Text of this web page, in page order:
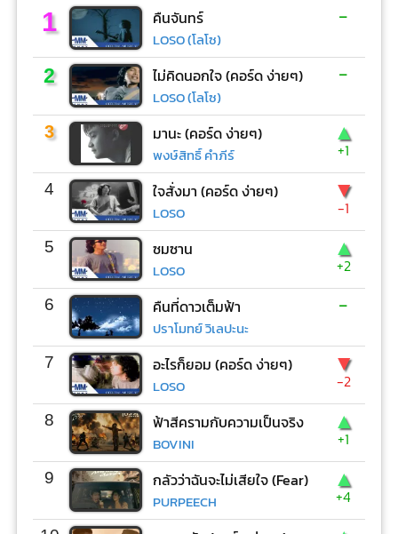
1 คืนจันทร์
LOSO (โลโซ)
-
2 ไม่คิดนอกใจ (คอร์ด ง่ายๆ)
LOSO (โลโซ)
-
3 มานะ (คอร์ด ง่ายๆ)
พงษ์สิทธิ์ คำภีร์
▲
+1
4 ใจสั่งมา (คอร์ด ง่ายๆ)
LOSO
▼
-1
5 ซมซาน
LOSO
▲
+2
6 คืนที่ดาวเต็มฟ้า
ปราโมทย์ วิเลปะนะ
-
7 อะไรก็ยอม (คอร์ด ง่ายๆ)
LOSO
▼
-2
8 ฟ้าสีครามกับความเป็นจริง
BOVINI
▲
+1
9 กลัวว่าฉันจะไม่เสียใจ (Fear)
PURPEECH
▲
+4